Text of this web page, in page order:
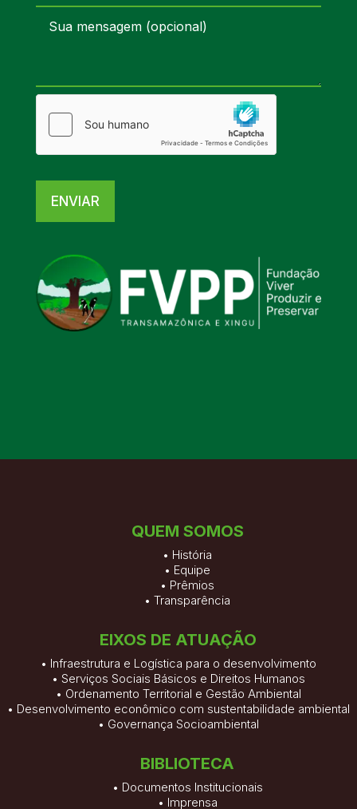
ENVIAR
QUEM SOMOS
• História
• Equipe
• Prêmios
•Transparência
EIXOS DE ATUAÇÃO
• Infraestrutura e Logística para o desenvolvimento
• Serviços Sociais Básicos e Direitos Humanos
• Ordenamento Territorial e Gestão Ambiental
• Desenvolvimento econômico com sustentabilidade ambiental
• Governança Socioambiental
BIBLIOTECA
• Documentos Institucionais
• Imprensa